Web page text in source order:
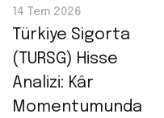
14 Tem 2026
Türkiye Sigorta
(TURSG) Hisse
Analizi: Kâr
Momentumunda